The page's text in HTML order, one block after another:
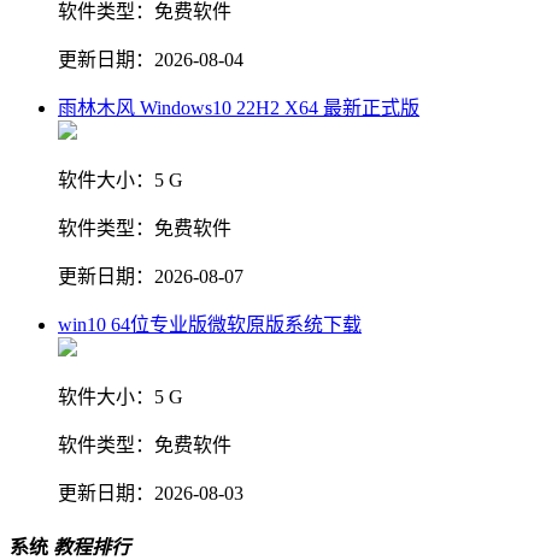
软件类型： 免费软件
更新日期： 2026-08-04
雨林木风 Windows10 22H2 X64 最新正式版
软件大小： 5 G
软件类型： 免费软件
更新日期： 2026-08-07
win10 64位专业版微软原版系统下载
软件大小： 5 G
软件类型： 免费软件
更新日期： 2026-08-03
系统 教程排行